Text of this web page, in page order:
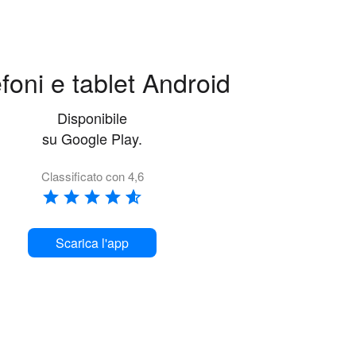
e tablet Android
Disponibile
su Google Play.
Classificato con 4,6
Scarica l'app